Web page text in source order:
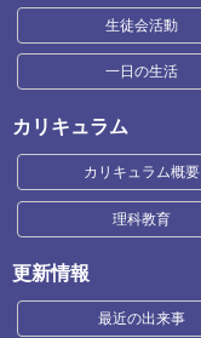
生徒会活動
一日の生活
カリキュラム
カリキュラム概要
理科教育
更新情報
最近の出来事